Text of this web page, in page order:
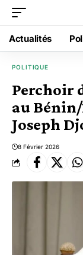
Actualités
POLITIQUE
Perchoir
au
Joseph
8 Février 2026